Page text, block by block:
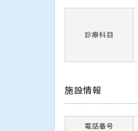
診療科目
施設情報
電話番号